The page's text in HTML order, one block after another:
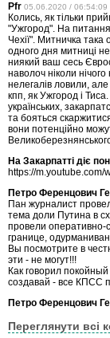
Pfr 05.06.2020 / 06:54:09
Колись, як тільки
"Ужгород". На питання
Чехії". Митничка
одного дня митниці
ниякий ваш сесь
наволоч ніколи
нелегалів ловили, але
кпп, як Ужгород і
українських,
та бояться
вони потенційно
На Закарпатті діє
https://m.youtube.com/
Петро Ференцович
Пан журналист
тема доли Путина в
провели оперативно-
границе,
Вы посмотрите в
эти - не могут!!!
Как говорил
создавай - все КПСС
Петро Ференцович
Переглянути всі